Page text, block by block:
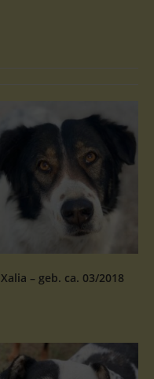
Xalia – geb. ca. 03/2018